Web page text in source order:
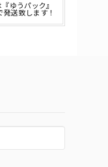
ゆうパック』
送致します！